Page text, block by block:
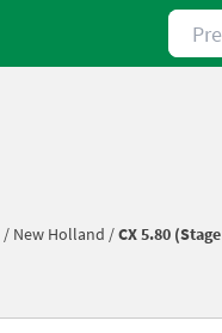
/ New Holland /CX 5.80